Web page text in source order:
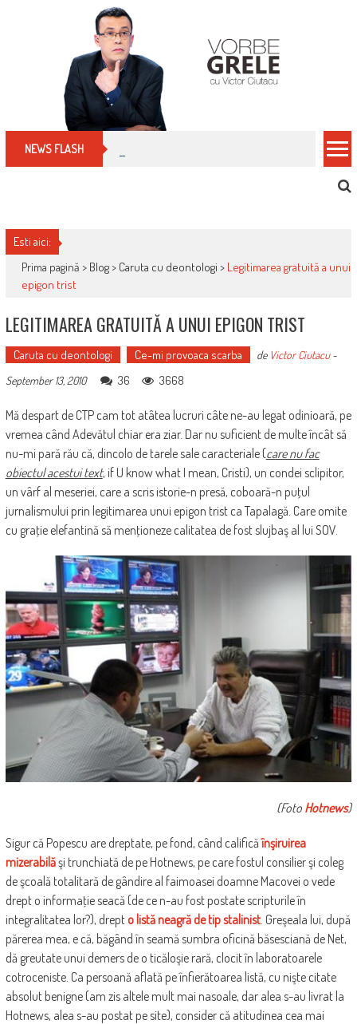
NEWS FLASH Cum îți schimbi, rapid, gratuit și eficient,
Esti aici:
Prima pagină > Blog> Caruta cu deontologi > Legitimarea gratuită a unui
epigon trist
LEGITIMAREA GRATUITĂ A UNUI EPIGON TRIST
Caruta cu deontologi Ce-mi provoaca scarba de Victor Ciutacu-
September 13, 2010
36 3668
Mă despart de CTP cam tot atâtea lucruri câte ne-au legat odinioară, pe
vremea când Adevătul chiar era ziar. Dar nu suficient de multe încât să
nu-mi pară rău că, dincolo de tarele sale caracteriale (care nu fac
obiectul acestui text, if U know what I mean, Cristi), un condei sclipitor,
un vârf al meseriei, care a scris istorie-n presă, coboară-n puţul
jurnalismului prin legitimarea unui epigon trist ca Tapalagă. Care omite
cu graţie elefantină să menţioneze calitatea de fost slujbaş al lui SOV.
(Foto Hotnews)
Sigur că Popescu are dreptate, pe fond, când calificăînşiruirea
mizerabilăşi trunchiată de pe Hotnews, pe care fostul consilier şi coleg
de şcoală totalitară de gândire al faimoasei doamne Macovei o vede
drept o informaţie seacă (de ce n-au fost postate scripturile în
integralitatea lor?), drepto listă neagră de tip stalinist. Greşeala lui, după
părerea mea, e că, băgând în seamă sumbra oficină băsesciană de Net,
dă greutate unui demers de o ticăloşie rară, clocit în laboratoarele
cotroceniste. Ca persoană aflată pe înfierătoarea listă, cu nişte citate
absolut benigne (am zis altele mult mai nasoale, dar alea s-au livrat la
Hotnews, alea s-au postat pe site), consider că atitudinea cea mai